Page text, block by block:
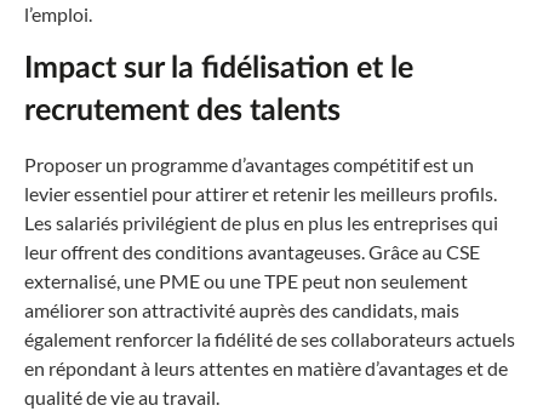
l’emploi.
Impact sur la fidélisation et le
recrutement des talents
Proposer un programme d’avantages compétitif est un
levier essentiel pour attirer et retenir les meilleurs profils.
Les salariés privilégient de plus en plus les entreprises qui
leur offrent des conditions avantageuses. Grâce au CSE
externalisé, une PME ou une TPE peut non seulement
améliorer son attractivité auprès des candidats, mais
également renforcer la fidélité de ses collaborateurs actuels
en répondant à leurs attentes en matière d’avantages et de
qualité de vie au travail.